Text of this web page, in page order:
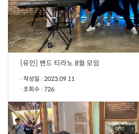
[유인] 밴드 티라노 8월 모임
작성일 : 2023.09.11
조회수 : 726